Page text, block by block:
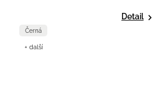
Detail
Černá
+ další